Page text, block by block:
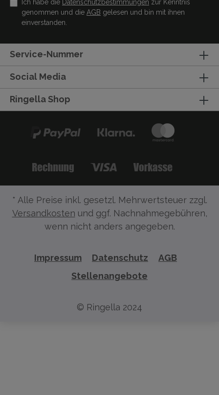
Ich habe die Datenschutzbestimmungen zur Kenntnis
genommen und die AGB gelesen und bin mit ihnen
einverstanden.
Service-Nummer
Social Media
Ringella Shop
* Alle Preise inkl. gesetzl. Mehrwertsteuer zzgl.
Versandkosten und ggf. Nachnahmegebühren,
wenn nicht anders angegeben.
Impressum Datenschutz
AGB
Stellenangebote
© Ringella 2024